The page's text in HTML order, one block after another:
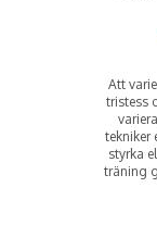
Att
tristess
tekniker
styrka
träning